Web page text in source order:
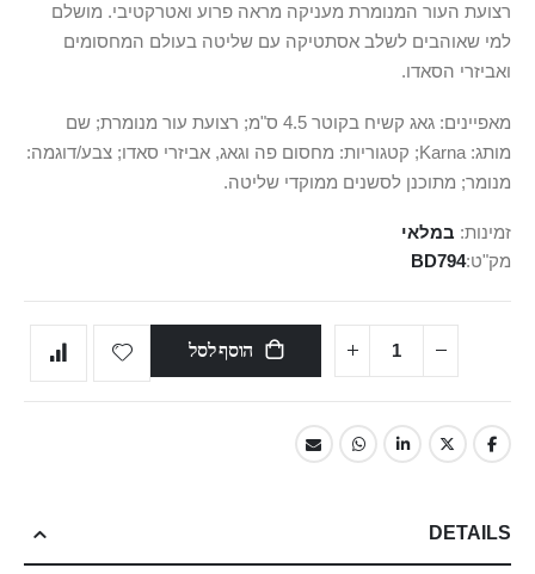
רצועת העור המנומרת מעניקה מראה פרוע ואטרקטיבי. מושלם
למי שאוהבים לשלב אסתטיקה עם שליטה בעולם המחסומים
ואביזרי הסאדו.
מאפיינים: גאג קשיח בקוטר 4.5 ס"מ; רצועת עור מנומרת; שם
מותג: Karna; קטגוריות: מחסום פה וגאג, אביזרי סאדו; צבע/דוגמה:
מנומר; מתוכנן לסשנים ממוקדי שליטה.
זמינות: במלאי
מק"ט BD794
הוסף לסל
DETAILS